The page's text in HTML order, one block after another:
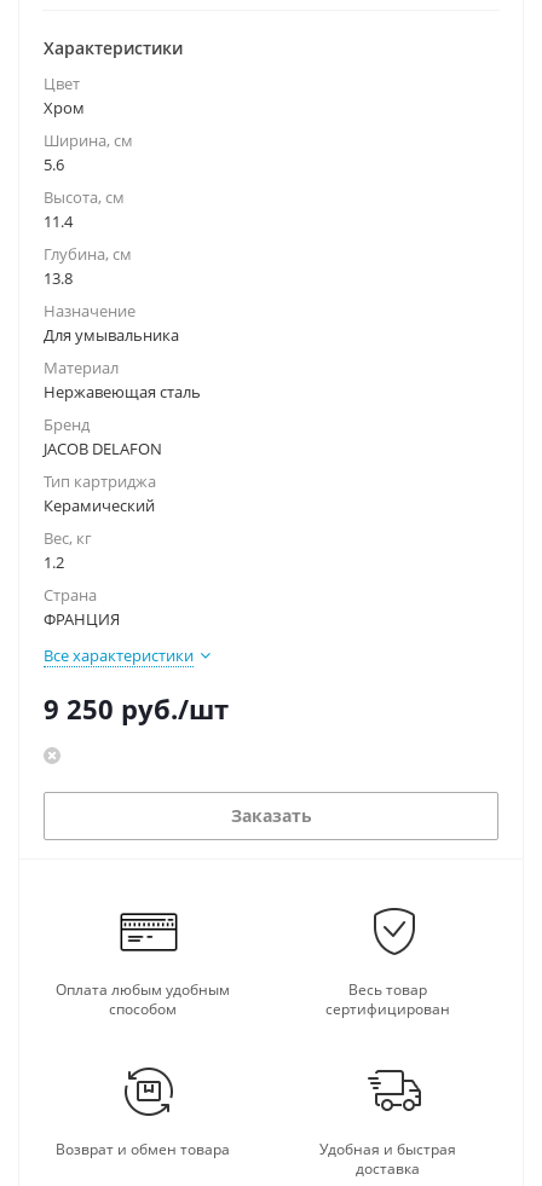
Характеристики
Цвет
Хром
Ширина, см
5.6
Высота, см
11.4
Глубина, см
13.8
Назначение
Для умывальника
Материал
Нержавеющая сталь
Бренд
JACOB DELAFON
Тип картриджа
Керамический
Вес, кг
1.2
Страна
ФРАНЦИЯ
Все характеристики
9 250 руб./шт
Заказать
Оплата любым удобным
способом
Весь товар
сертифицирован
Возврат и обмен товара
Удобная и быстрая
доставка